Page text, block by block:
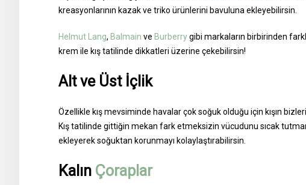
kreasyonlarının kazak ve triko ürünlerini bavuluna ekleyebilirsin.
Helmut Lang, Balmain ve Burberrygibi markaların birbirinden
krem ile kış tatilinde dikkatleri üzerine çekebilirsin!
Alt ve Üst İçlik
Özellikle kış mevsiminde havalar çok soğuk olduğu için kışın
Kış tatilinde gittiğin mekan fark etmeksizin vücudunu sıcak
ekleyerek soğuktan korunmayı kolaylaştırabilirsin.
Kalın Çoraplar